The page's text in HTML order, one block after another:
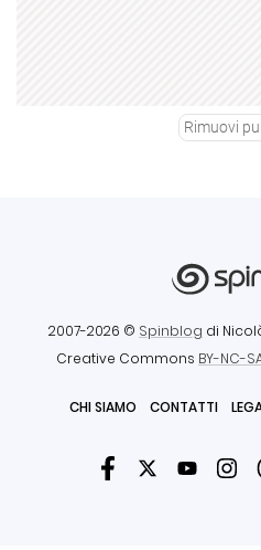
Rimuovi
2007-2026 © Spinblog di
Creative Commons BY-NC-
CHI SIAMO CONTATTI